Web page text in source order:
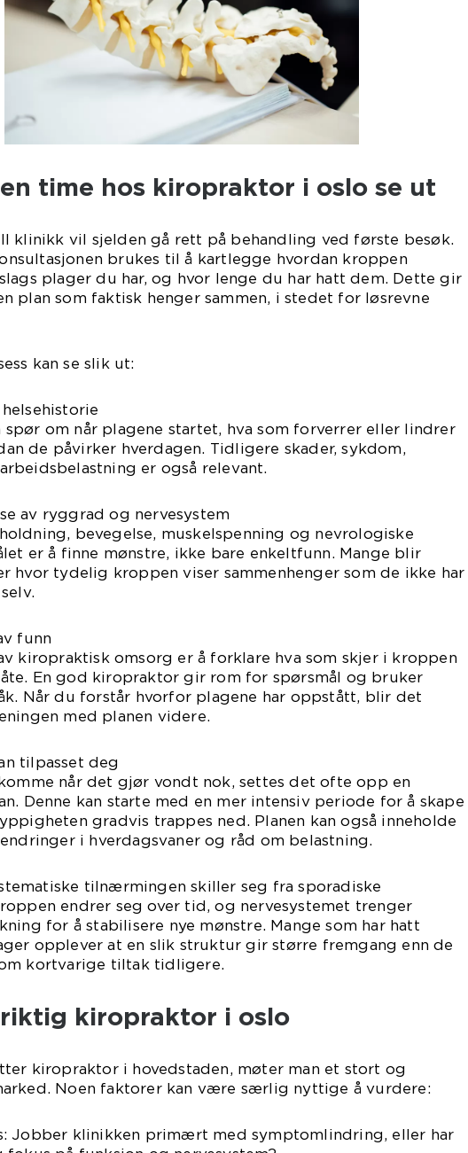
time hos kiropraktor i oslo se ut
klinikk vil sjelden gå rett på behandling ved første besøk.
brukes til å kartlegge hvordan kroppen
plager du har, og hvor lenge du har hatt dem. Dette gir
plan som faktisk henger sammen, i stedet for løsrevne
kan se slik ut:
helsehistorie
om når plagene startet, hva som forverrer eller lindrer
de påvirker hverdagen. Tidligere skader, sykdom,
er også relevant.
av ryggrad og nervesystem
bevegelse, muskelspenning og nevrologiske
er å finne mønstre, ikke bare enkeltfunn. Mange blir
hvor tydelig kroppen viser sammenhenger som de ikke har
funn
kiropraktisk omsorg er å forklare hva som skjer i kroppen
En god kiropraktor gir rom for spørsmål og bruker
Når du forstår hvorfor plagene har oppstått, blir det
med planen videre.
tilpasset deg
når det gjør vondt nok, settes det ofte opp en
Denne kan starte med en mer intensiv periode for å skape
gradvis trappes ned. Planen kan også inneholde
i hverdagsvaner og råd om belastning.
tilnærmingen skiller seg fra sporadiske
endrer seg over tid, og nervesystemet trenger
for å stabilisere nye mønstre. Mange som har hatt
opplever at en slik struktur gir større fremgang enn de
kortvarige tiltak tidligere.
kiropraktor i oslo
kiropraktor i hovedstaden, møter man et stort og
Noen faktorer kan være særlig nyttige å vurdere:
Jobber klinikken primært med symptomlindring, eller har